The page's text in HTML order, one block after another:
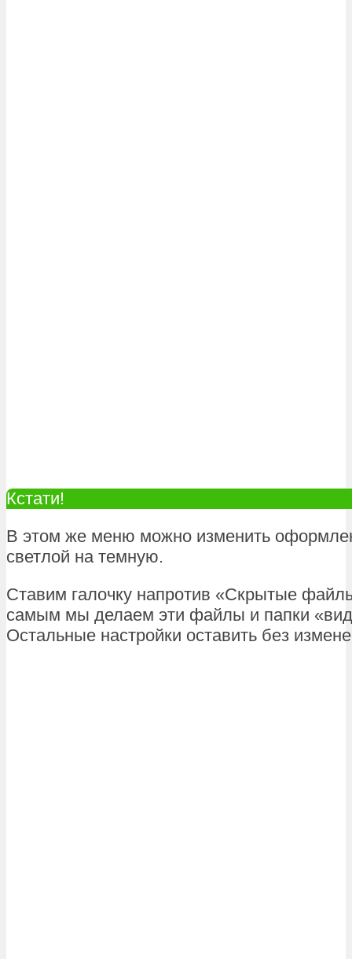
Кстати!
В этом же меню можно изменить
светлой на темную.
Ставим галочку напротив «Скрытые
самым мы делаем эти файлы и папки
Остальные настройки оставить без